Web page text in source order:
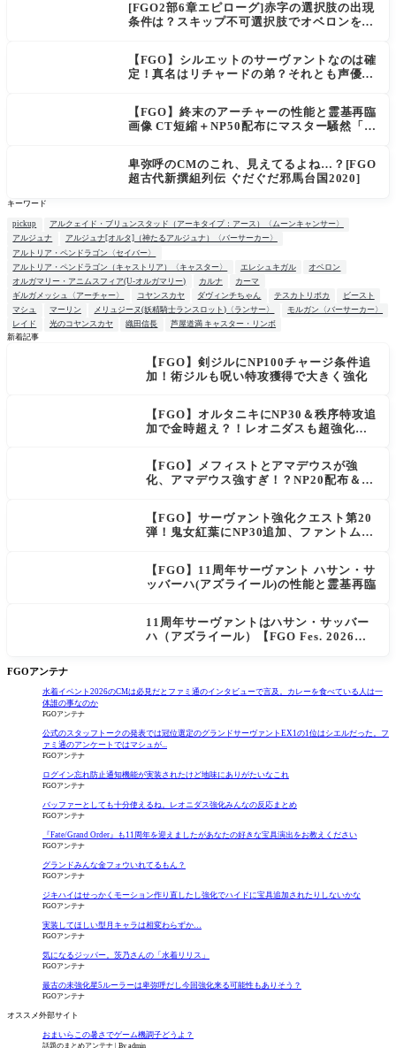
[FGO2部6章エピローグ]赤字の選択肢の出現
条件は？スキップ不可選択肢でオベロンを疑
上がり出てくる
【FGO】シルエットのサーヴァントなのは確
定！真名はリチャードの弟？それとも声優さ
【FGO】終末のアーチャーの性能と霊基再臨
画像 CT短縮＋NP50配布にマスター騒然「普
卑弥呼のCMのこれ、見えてるよね…？[FGO
超古代新撰組列伝 ぐだぐだ邪馬台国2020]
キーワード
pickup
アルクェイド・ブリュンスタッド（アーキタイプ：アース）〈ムーンキャンサー〉
アルジュナ
アルジュナ[オルタ]（神たるアルジュナ）〈バーサーカー〉
アルトリア・ペンドラゴン〈セイバー〉
アルトリア・ペンドラゴン（キャストリア）〈キャスター〉
エレシュキガル
オベロン
オルガマリー・アニムスフィア(U-オルガマリー)
カルナ
カーマ
ギルガメッシュ〈アーチャー〉
コヤンスカヤ ダヴィンチちゃん テスカトリポカ
ビースト
マシュ
マーリン メリュジーヌ(妖精騎士ランスロット)〈ランサー〉
モルガン〈バーサーカー〉
レイド
光のコヤンスカヤ 織田信長
芦屋道満 キャスター・リンボ
新着記事
【FGO】剣ジルにNP100チャージ条件追
加！術ジルも呪い特攻獲得で大きく強化
【FGO】オルタニキにNP30＆秩序特攻追
加で金時超え？！レオニダスも超強化で
【FGO】メフィストとアマデウスが強
化、アマデウス強すぎ！？NP20配布＆Ar
【FGO】サーヴァント強化クエスト第20
弾！鬼女紅葉にNP30追加、ファントムも
【FGO】11周年サーヴァント ハサン・サ
ッバーハ(アズライール)の性能と霊基再臨
11周年サーヴァントはハサン・サッバー
ハ（アズライール）【FGO Fes. 2026】
FGOアンテナ
水着イベント2026のCMは必見だとファミ通のインタビューで言及。カレーを食べている人は一
体誰の事なのか
FGOアンテナ
公式のスタッフトークの発表では冠位選定のグランドサーヴァントEX1の1位はシエルだった。フ
ァミ通のアンケートではマシュが...
FGOアンテナ
ログイン忘れ防止通知機能が実装されたけど地味にありがたいなこれ
FGOアンテナ
バッファーとしても十分使えるね。レオニダス強化みんなの反応まとめ
FGOアンテナ
『Fate/Grand Order』も11周年を迎えましたがあなたの好きな宝具演出をお教えください
FGOアンテナ
グランドみんな金フォウいれてるもん？
FGOアンテナ
ジキハイはせっかくモーション作り直したし強化でハイドに宝具追加されたりしないかな
FGOアンテナ
実装してほしい型月キャラは相変わらずか…
FGOアンテナ
気になるジッパー。茨乃さんの「水着リリス」
FGOアンテナ
最古の未強化星5ルーラーは卑弥呼だし今回強化来る可能性もありそう？
FGOアンテナ
オススメ外部サイト
おまいらこの暑さでゲーム機調子どうよ？
話題のまとめアンテナ By admin